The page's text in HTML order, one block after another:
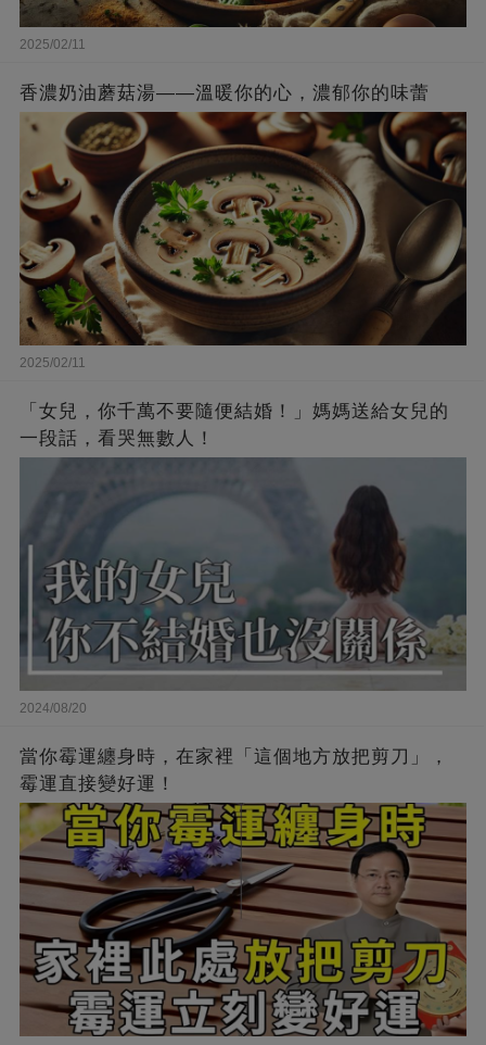
2025/02/11
香濃奶油蘑菇湯——溫暖你的心，濃郁你的味蕾
2025/02/11
「女兒，你千萬不要隨便結婚！」媽媽送給女兒的
一段話，看哭無數人！
2024/08/20
當你霉運纏身時，在家裡「這個地方放把剪刀」，
霉運直接變好運！